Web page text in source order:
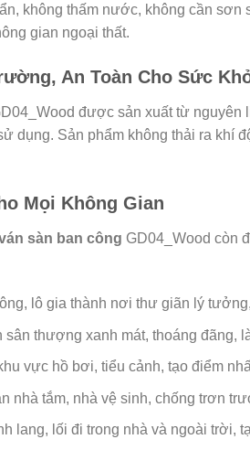
không thấm nước, không cần
gian ngoại thất.
An Toàn Cho Sức
được sản xuất từ nguyên
dụng. Sản phẩm không thải ra khí
Mọi Không Gian
sàn ban công GD04_Wood còn
lô gia thành nơi thư giãn lý
sân thượng xanh mát, thoáng đãng,
vực hồ bơi, tiểu cảnh, tạo điểm
nhà tắm, nhà vệ sinh, chống trơn
lang, lối đi trong nhà và ngoài trời,